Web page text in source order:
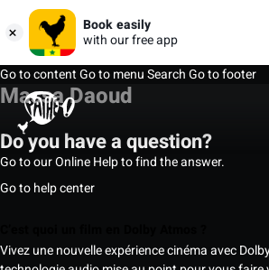
Book easily
with our free app
Go to contentGo to menuSearchGo to footer
Massa Daoud
Do you have a question?
Go to our Online Help to find the answer.
Go to help center
Vivez une nouvelle expérience cinéma avec